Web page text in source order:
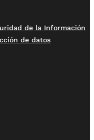
de la Información
de datos